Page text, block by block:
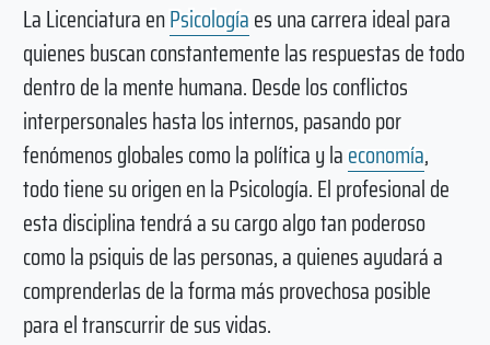
La Licenciatura enPsicologíaes una carrera ideal para
quienes buscan constantemente las respuestas de todo
dentro de la mente humana. Desde los conflictos
interpersonales hasta los internos, pasando por
fenómenos globales como la política y laeconomía,
todo tiene su origen en la Psicología. El profesional de
esta disciplina tendrá a su cargo algo tan poderoso
como la psiquis de las personas, a quienes ayudará a
comprenderlas de la forma más provechosa posible
para el transcurrir de sus vidas.